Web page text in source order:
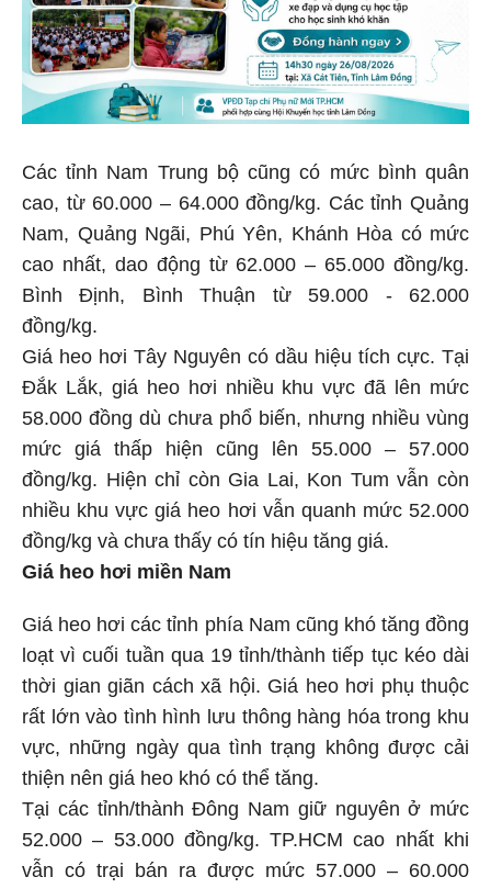
Các tỉnh Nam Trung bộ cũng có mức bình quân
cao, từ 60.000 – 64.000 đồng/kg. Các tỉnh Quảng
Nam, Quảng Ngãi, Phú Yên, Khánh Hòa có mức
cao nhất, dao động từ 62.000 – 65.000 đồng/kg.
Bình Định, Bình Thuận từ 59.000 - 62.000
đồng/kg.
Giá heo hơi Tây Nguyên có dầu hiệu tích cực. Tại
Đắk Lắk, giá heo hơi nhiều khu vực đã lên mức
58.000 đồng dù chưa phổ biến, nhưng nhiều vùng
mức giá thấp hiện cũng lên 55.000 – 57.000
đồng/kg. Hiện chỉ còn Gia Lai, Kon Tum vẫn còn
nhiều khu vực giá heo hơi vẫn quanh mức 52.000
đồng/kg và chưa thấy có tín hiệu tăng giá.
Giá heo hơi miền Nam
Giá heo hơi các tỉnh phía Nam cũng khó tăng đồng
loạt vì cuối tuần qua 19 tỉnh/thành tiếp tục kéo dài
thời gian giãn cách xã hội. Giá heo hơi phụ thuộc
rất lớn vào tình hình lưu thông hàng hóa trong khu
vực, những ngày qua tình trạng không được cải
thiện nên giá heo khó có thể tăng.
Tại các tỉnh/thành Đông Nam giữ nguyên ở mức
52.000 – 53.000 đồng/kg. TP.HCM cao nhất khi
vẫn có trại bán ra được mức 57.000 – 60.000